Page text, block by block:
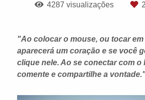
4287 visualizações
"Ao colocar o mouse, ou tocar em
aparecerá um coração e se você
clique nele. Ao se conectar com o
comente e compartilhe a